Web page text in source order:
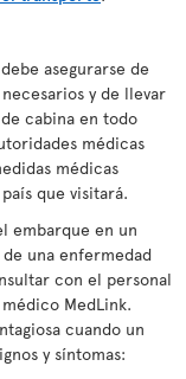
asegurarse de
y de llevar
cabina en todo
médicas
médicas
que visitará.
embarque en un
una enfermedad
con el personal
MedLink.
cuando un
y síntomas: